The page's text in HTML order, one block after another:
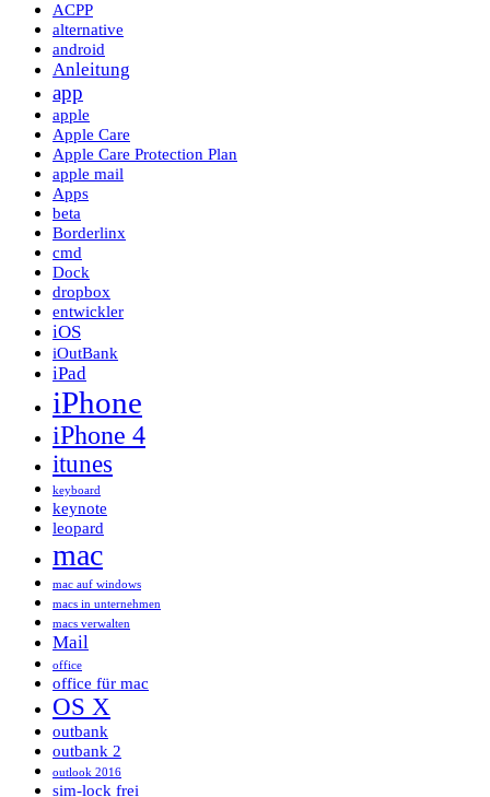
ACPP
alternative
android
Anleitung
app
apple
Apple Care
Apple Care Protection Plan
apple mail
Apps
beta
Borderlinx
cmd
Dock
dropbox
entwickler
iOS
iOutBank
iPad
iPhone
iPhone 4
itunes
keyboard
keynote
leopard
mac
mac auf windows
macs in unternehmen
macs verwalten
Mail
office
office für mac
OS X
outbank
outbank 2
outlook 2016
sim-lock frei